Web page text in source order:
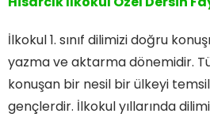
İlkokul 1. sınıf dilimizi doğru
yazma ve aktarma dönemidir.
konuşan bir nesil bir ülkeyi
gençlerdir. İlkokul yıllarında